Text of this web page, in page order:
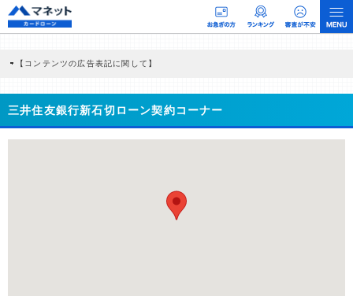
【コンテンツの広告表記に関して】
商品を根拠なくPRするものではなく、当編集部の調査／ユーザーへの口コミ収集な
どに基づき、公平性を担保した情報提供を行っています。
>提携企業一覧
三井住友銀行新石切ローン契約コーナー